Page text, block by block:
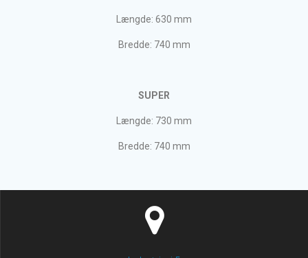
Længde: 630 mm
Bredde: 740 mm
SUPER
Længde: 730 mm
Bredde: 740 mm